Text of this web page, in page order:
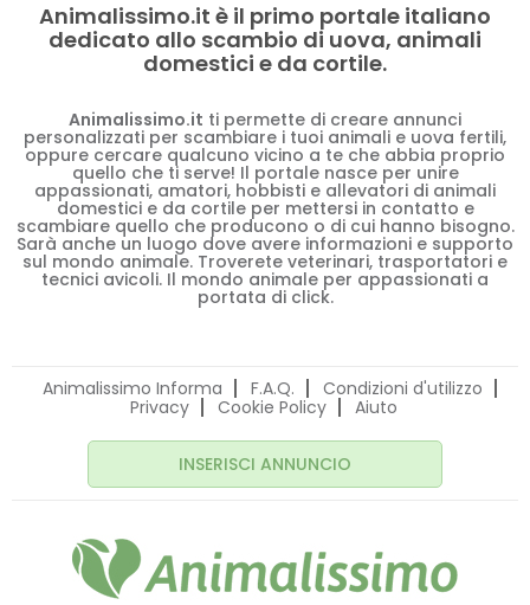
Animalissimo.it è il primo portale italiano
dedicato allo scambio di uova, animali
domestici e da cortile.
Animalissimo.it ti permette di creare annunci
personalizzati per scambiare i tuoi animali e uova fertili,
oppure cercare qualcuno vicino a te che abbia proprio
quello che ti serve! Il portale nasce per unire
appassionati, amatori, hobbisti e allevatori di animali
domestici e da cortile per mettersi in contatto e
scambiare quello che producono o di cui hanno bisogno.
Sarà anche un luogo dove avere informazioni e supporto
sul mondo animale. Troverete veterinari, trasportatori e
tecnici avicoli. Il mondo animale per appassionati a
portata di click.
Animalissimo Informa F.A.Q.
Condizioni d'utilizzo
Privacy
Cookie Policy Aiuto
INSERISCI ANNUNCIO